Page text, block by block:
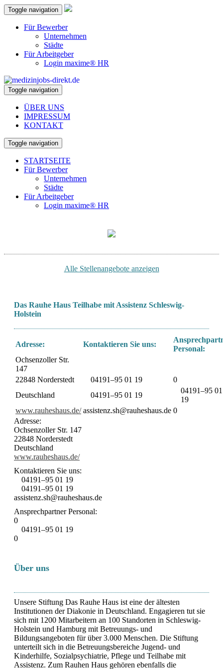
Toggle navigation
Für Bewerber
Unternehmen
Städte
Für Arbeitgeber
Login maxime® HR
Toggle navigation
ÜBER UNS
IMPRESSUM
KONTAKT
Toggle navigation
STARTSEITE
Für Bewerber
Unternehmen
Städte
Für Arbeitgeber
Login maxime® HR
Alle Stellenangebote anzeigen
Das Rauhe Haus Teilhabe mit Assistenz Schleswig-
Holstein
Adresse: Kontaktieren Sie uns:
Personal:
Ochsenzoller Str.
147
22848 Norderstedt
04191–95 01 19
0
Deutschland
04191–95 01 19
04191–95 01
19
www.rauheshaus.de/ assistenz.sh@rauheshaus.de 0
Adresse:
Ochsenzoller Str. 147
22848 Norderstedt
Deutschland
www.rauheshaus.de/
Kontaktieren Sie uns:
04191–95 01 19
04191–95 01 19
assistenz.sh@rauheshaus.de
Ansprechpartner Personal:
0
04191–95 01 19
0
Über uns
Unsere Stiftung Das Rauhe Haus ist eine der ältesten
Institutionen der Diakonie in Deutschland. Engagieren tut sie
sich mit 1200 Mitarbeitern an 100 Standorten in Schleswig-
Holstein und Hamburg mit Betreuungs- und
Bildungsangeboten für über 3.000 Menschen. Die Stiftung
unterteilt sich in die Betreuungsbereiche Jugend- und
Kinderhilfe, Sozialpsychiatrie, Pflege und Teilhabe mit
Assistenz. Zum Rauhen Haus gehören ebenfalls die